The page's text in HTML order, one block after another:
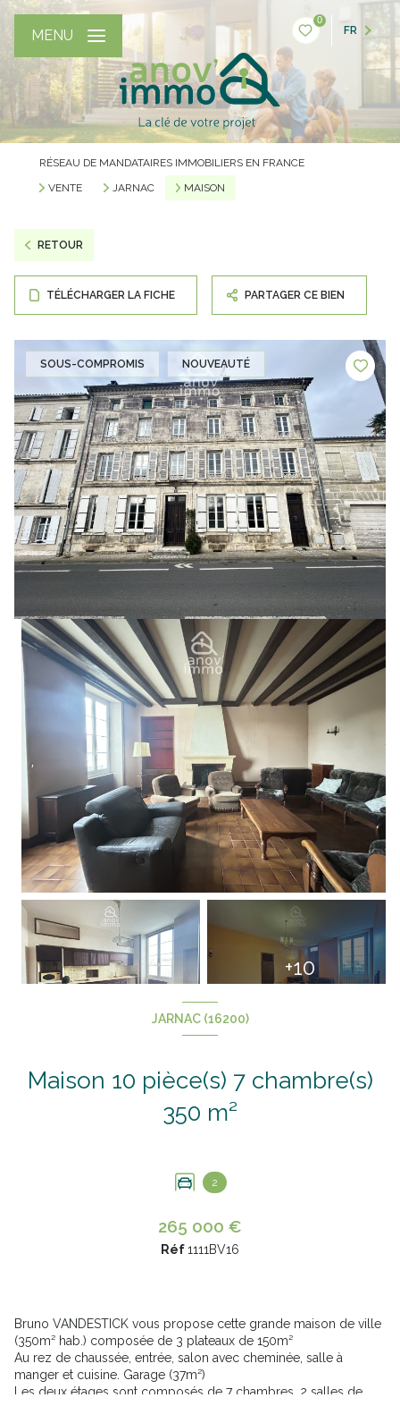
0
FR
MENU
RÉSEAU DE MANDATAIRES IMMOBILIERS EN FRANCE
VENTE
JARNAC MAISON
RETOUR
TÉLÉCHARGER LA FICHE PARTAGER CE BIEN
SOUS-COMPROMIS NOUVEAUTÉ
+10
JARNAC (16200)
Maison 10 pièce(s) 7 chambre(s)
350 m²
2
265 000 €
Réf1111BV16
Bruno VANDESTICK vous propose cette grande maison de ville
(350m² hab.) composée de 3 plateaux de 150m²
Au rez de chaussée, entrée, salon avec cheminée, salle à
manger et cuisine. Garage (37m²)
Les deux étages sont composés de 7 chambres, 2 salles de